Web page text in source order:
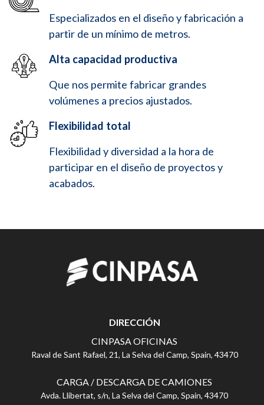
Especializados en el diseño y fabricación a
partir de un mínimo de metros.
Alta capacidad productiva
Que nos permite fabricar grandes
volúmenes a precios ajustados.
Flexibilidad total
Flexibilidad y diversidad a la hora de
participar en el diseño de proyectos y
acabados.
DIRECCIÓN
CINPASA OFICINAS
Raval de Sant Rafael, 21, La Selva del Camp, Spain, 43470
CARGA / DESCARGA DE CAMIONES
Avda. Llibertat, s/n, La Selva del Camp, Spain, 43470